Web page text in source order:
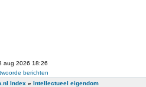
aug 2026 18:26
berichten
Index » Intellectueel eigendom